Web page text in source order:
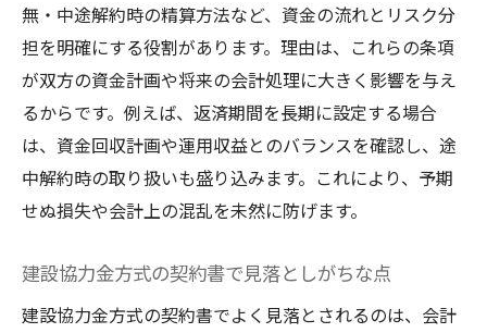
無・中途解約時の精算方法など、資金の流れとリスク分
担を明確にする役割があります。理由は、これらの条項
が双方の資金計画や将来の会計処理に大きく影響を与え
るからです。例えば、返済期間を長期に設定する場合
は、資金回収計画や運用収益とのバランスを確認し、途
中解約時の取り扱いも盛り込みます。これにより、予期
せぬ損失や会計上の混乱を未然に防げます。
建設協力金方式の契約書で見落としがちな点
建設協力金方式の契約書でよく見落とされるのは、会計